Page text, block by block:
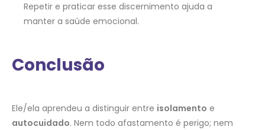
Repetir e praticar esse discernimento ajuda a
manter a saúde emocional.
Conclusão
Ele/ela aprendeu a distinguir entre isolamento e
autocuidado. Nem todo afastamento é perigo; nem